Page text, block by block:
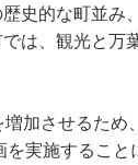
史的な町並み
は、観光と万
加させるため
実施すること